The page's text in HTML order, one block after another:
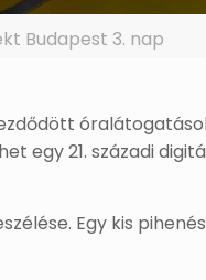
Budapest 3. nap
egy 21. századi
Egy kis